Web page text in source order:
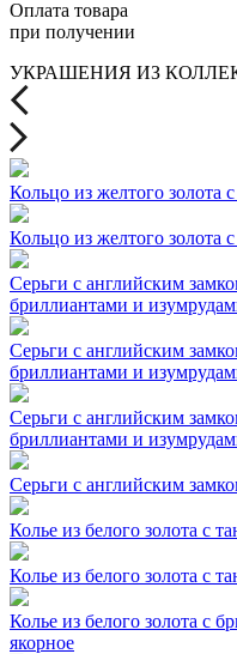
Оплата товара
при получении
УКРАШЕНИЯ ИЗ
Кольцо из желтого золота
Кольцо из желтого золота
Серьги с английским
бриллиантами и
Серьги с английским
бриллиантами и
Серьги с английским
бриллиантами и
Серьги с английским
Колье из белого золота с
Колье из белого золота с
Колье из белого золота с
якорное